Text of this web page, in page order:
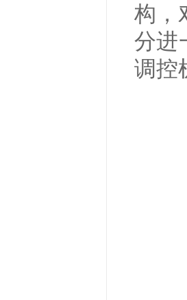
构，
分进
调控